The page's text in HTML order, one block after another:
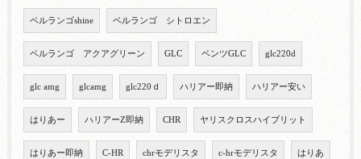
ベルランゴshine ベルランゴ シトロエン
ベルランゴ アクアグリーン GLC ベンツGLC glc220d
glc amg glcamg glc220ｄ ハリアー即納 ハリアー安い
はりあー ハリアーZ即納 CHR ヤリスクロスハイブリット
はりあー即納 C-HR chrモデリスタ c-hrモデリスタ はりあ